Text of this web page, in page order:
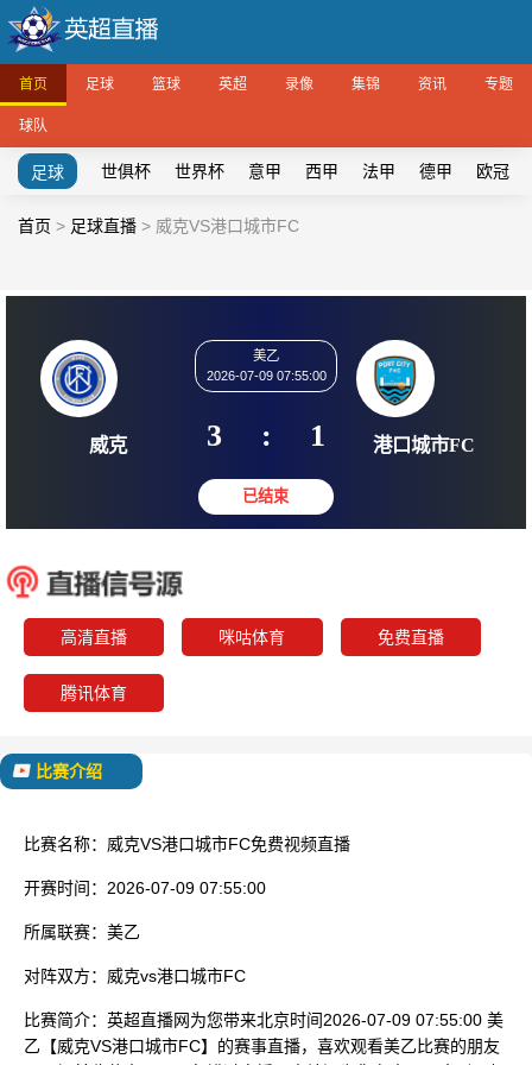
首页 足球 篮球 英超 录像 集锦 资讯 专题
球队
足球 世俱杯 世界杯 意甲 西甲 法甲 德甲 欧冠
首页 > 足球直播 > 威克VS港口城市FC
美乙
2026-07-09 07:55:00
3 : 1
高清直播 咪咕体育 免费直播
腾讯体育
比赛介绍
比赛名称： 威克VS港口城市FC免费视频直播
开赛时间： 2026-07-09 07:55:00
所属联赛： 美乙
对阵双方： 威克vs港口城市FC
比赛简介： 英超直播网为您带来北京时间2026-07-09 07:55:00 美
乙【威克VS港口城市FC】的赛事直播，喜欢观看美乙比赛的朋友